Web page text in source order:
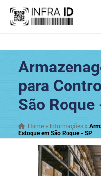
para
São Roque
Home » Informações »
Estoque em São Roque - SP